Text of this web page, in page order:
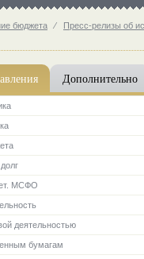
бюджета ⁄ Пресс-релизы об
Дополнительно
МСФО
деятельностью
бумагам